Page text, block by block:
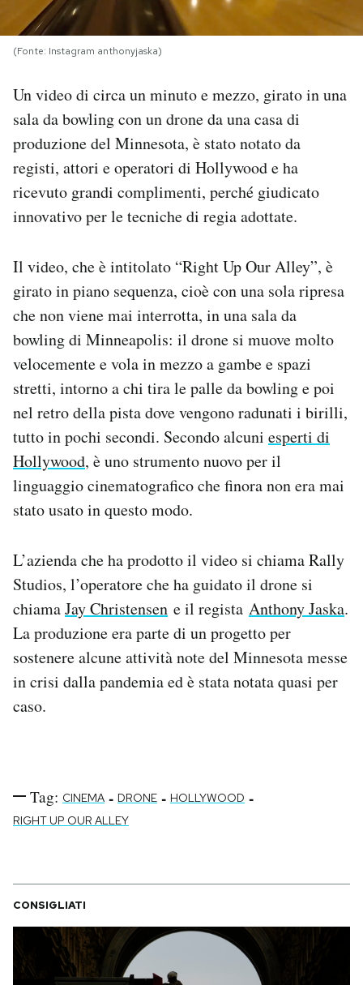
PODCAST
I MIEI PREFERITI
SHOP
AREA PERSONALE
Area Personale
Regala il Post
Hai bisogno di aiuto?
Esci
(Fonte: Instagram anthonyjaska)
Un video di circa un minuto e mezzo, girato in una
sala da bowling con un drone da una casa di
produzione del Minnesota, è stato notato da
registi, attori e operatori di Hollywood e ha
ricevuto grandi complimenti, perché giudicato
innovativo per le tecniche di regia adottate.
Il video, che è intitolato “Right Up Our Alley”, è
girato in piano sequenza, cioè con una sola ripresa
che non viene mai interrotta, in una sala da
bowling di Minneapolis: il drone si muove molto
velocemente e vola in mezzo a gambe e spazi
stretti, intorno a chi tira le palle da bowling e poi
nel retro della pista dove vengono radunati i birilli,
tutto in pochi secondi. Secondo alcuni esperti di
Hollywood, è uno strumento nuovo per il
linguaggio cinematografico che finora non era mai
stato usato in questo modo.
L’azienda che ha prodotto il video si chiama Rally
Studios, l’operatore che ha guidato il drone si
chiamaJay Christensen e il regista Anthony Jaska.
La produzione era parte di un progetto per
sostenere alcune attività note del Minnesota messe
in crisi dalla pandemia ed è stata notata quasi per
caso.
Tag: CINEMA - DRONE - HOLLYWOOD -
RIGHT UP OUR ALLEY
CONSIGLIATI